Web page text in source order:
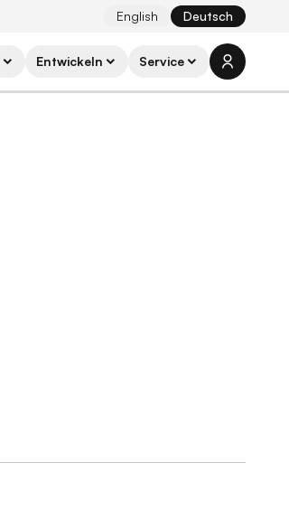
English Deutsch
Entwickeln Service